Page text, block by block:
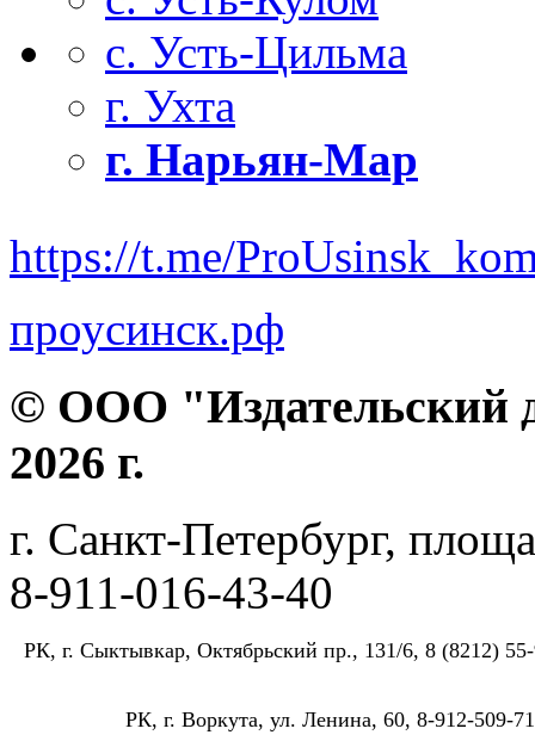
с. Усть-Цильма
г. Ухта
г. Нарьян-Мар
https://t.me/
проусинск.рф
© ООО "Издательский
2026 г.
г. Санкт-Петербург,
8-911-016-43-40
РК, г. Сыктывкар, Октябрьский пр., 131/6, 8 (8212)
РК, г. Воркута, ул. Ленина, 60, 8-912-509-